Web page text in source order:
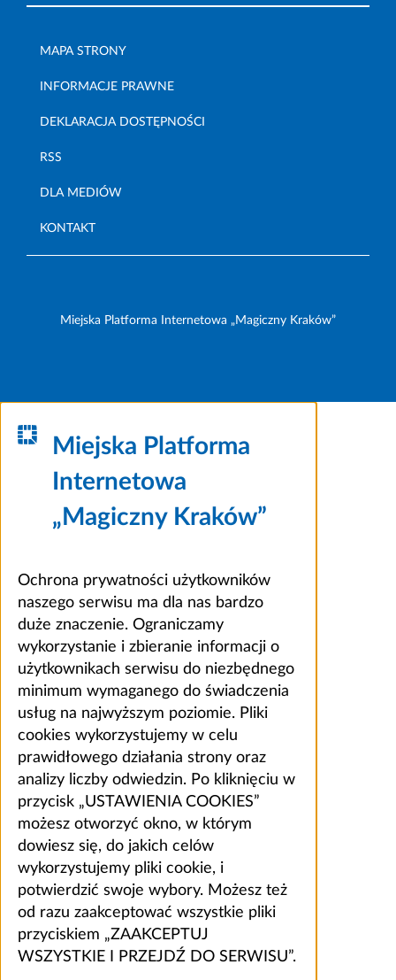
MAPA STRONY
INFORMACJE PRAWNE
DEKLARACJA DOSTĘPNOŚCI
RSS
DLA MEDIÓW
KONTAKT
Miejska Platforma Internetowa „Magiczny Kraków”
Miejska Platforma
Internetowa
„Magiczny Kraków”
Ochrona prywatności użytkowników
naszego serwisu ma dla nas bardzo
duże znaczenie. Ograniczamy
wykorzystanie i zbieranie informacji o
użytkownikach serwisu do niezbędnego
minimum wymaganego do świadczenia
usług na najwyższym poziomie. Pliki
cookies wykorzystujemy w celu
prawidłowego działania strony oraz
analizy liczby odwiedzin. Po kliknięciu w
przycisk „USTAWIENIA COOKIES”
możesz otworzyć okno, w którym
dowiesz się, do jakich celów
wykorzystujemy pliki cookie, i
potwierdzić swoje wybory. Możesz też
od razu zaakceptować wszystkie pliki
przyciskiem „ZAAKCEPTUJ
WSZYSTKIE I PRZEJDŹ DO SERWISU”.